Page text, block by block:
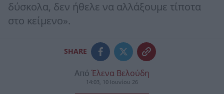
δύσκολα, δεν ήθελε να αλλάξουμε τίποτα
στο κείμενο».
SHARE
Από Έλενα Βελούδη
14:03, 10 Ιουνίου 26